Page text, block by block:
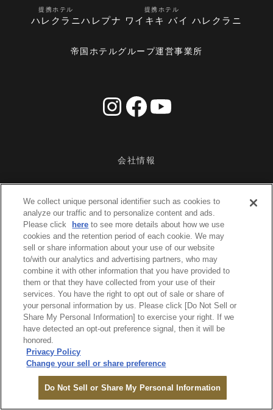
オンライン
ご予約 ログイン
提携ホテル
ハレクラニ
提携ホテル
ハレプナ ワイキキ バイ ハレクラニ
帝国ホテルグループ運営事業所
会社情報
ニュースリリース 採用情報
ブランドストーリー お問い合わせ
資料請求
We collect unique personal identifier such as cookies to
analyze our traffic and to personalize content and ads.
Please click
here to see more details about how we use
cookies and the retention period of each cookie. We may
sell or share information about your use of our website
to/with our analytics and advertising partners, who may
combine it with other information that you have provided to
them or that they have collected from your use of their
services. You have the right to opt out of sale or share of
your personal information by us. Please click [Do Not Sell or
Share My Personal Information] to exercise your right. If we
have detected an opt-out preference signal, then it will be
honored.
Privacy Policy
Change your sell or share preference
Do Not Sell or Share My Personal Information